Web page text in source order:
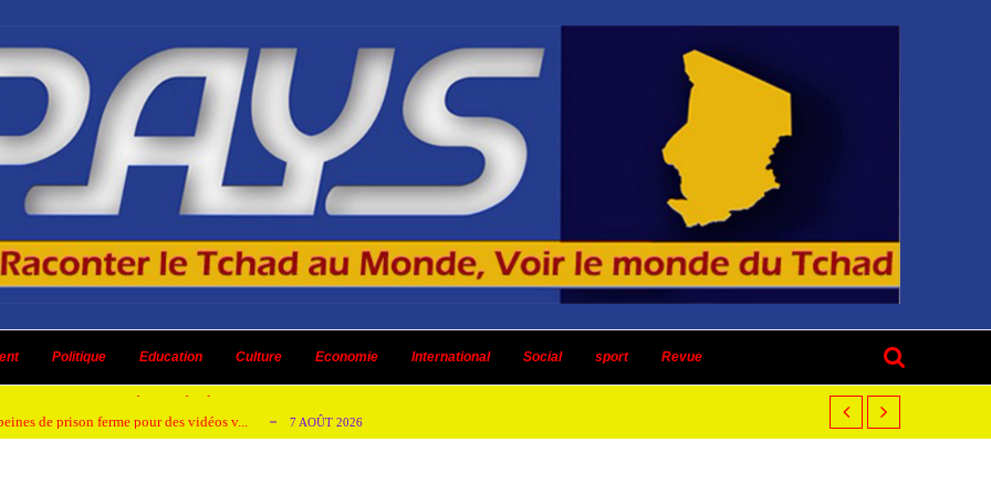
Politique Education Culture Economie International Social sport Revue
en Afrique de l’Ouest et du Ce... 4 AOÛT 2026
un dividende ni une quelconque plus-... 3 AOÛT 2026
de prison ferme pour des vidéos v... 7 AOÛT 2026
de création des journaux en ligne...